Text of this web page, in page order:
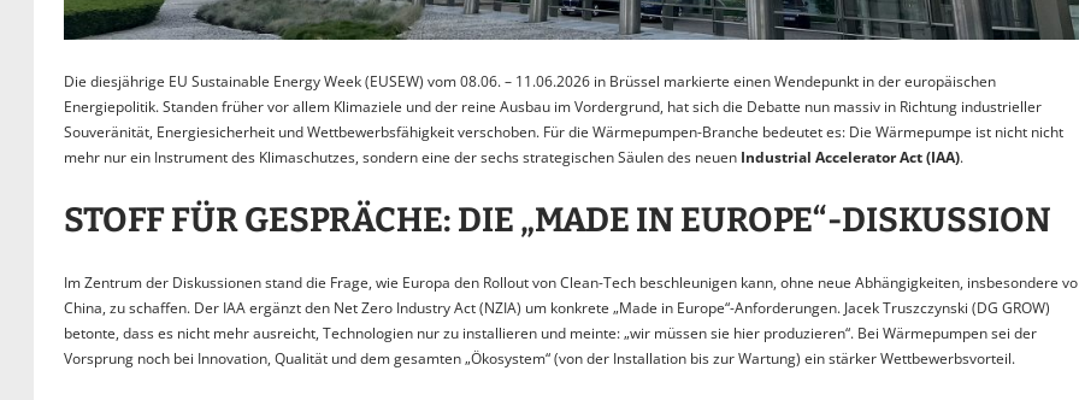
Die diesjährige EU Sustainable Energy Week (EUSEW) vom 08.06. – 11.06.2026 in Brüssel markierte einen Wendepunkt in der europäischen
Energiepolitik. Standen früher vor allem Klimaziele und der reine Ausbau im Vordergrund, hat sich die Debatte nun massiv in Richtung industrieller
Souveränität, Energiesicherheit und Wettbewerbsfähigkeit verschoben. Für die Wärmepumpen-Branche bedeutet es: Die Wärmepumpe ist nicht nicht
mehr nur ein Instrument des Klimaschutzes, sondern eine der sechs strategischen Säulen des neuen Industrial Accelerator Act (IAA).
STOFF FÜR GESPRÄCHE: DIE „MADE IN EUROPE“-DISKUSSION
Im Zentrum der Diskussionen stand die Frage, wie Europa den Rollout von Clean-Tech beschleunigen kann, ohne neue Abhängigkeiten, insbesondere
China, zu schaffen. Der IAA ergänzt den Net Zero Industry Act (NZIA) um konkrete „Made in Europe“-Anforderungen. Jacek Truszczynski (DG GROW)
betonte, dass es nicht mehr ausreicht, Technologien nur zu installieren und meinte: „wir müssen sie hier produzieren“. Bei Wärmepumpen sei der
Vorsprung noch bei Innovation, Qualität und dem gesamten „Ökosystem“ (von der Installation bis zur Wartung) ein stärker Wettbewerbsvorteil.